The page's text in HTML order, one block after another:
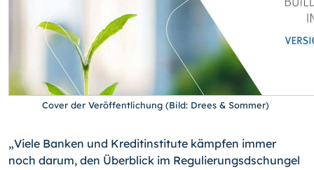
Cover der Veröffentlichung (Bild: Drees & Sommer)
„Viele Banken und Kreditinstitute kämpfen immer
noch darum, den Überblick im Regulierungsdschungel